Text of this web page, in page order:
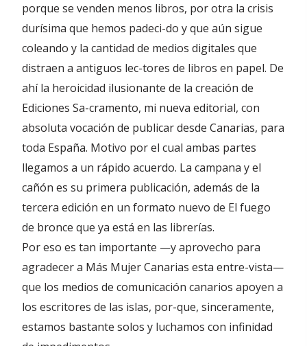
porque se venden menos libros, por otra la crisis
durísima que hemos padeci-do y que aún sigue
coleando y la cantidad de medios digitales que
distraen a antiguos lec-tores de libros en papel. De
ahí la heroicidad ilusionante de la creación de
Ediciones Sa-cramento, mi nueva editorial, con
absoluta vocación de publicar desde Canarias, para
toda España. Motivo por el cual ambas partes
llegamos a un rápido acuerdo. La campana y el
cañón es su primera publicación, además de la
tercera edición en un formato nuevo de El fuego
de bronce que ya está en las librerías.
Por eso es tan importante —y aprovecho para
agradecer a Más Mujer Canarias esta entre-vista—
que los medios de comunicación canarios apoyen a
los escritores de las islas, por-que, sinceramente,
estamos bastante solos y luchamos con infinidad